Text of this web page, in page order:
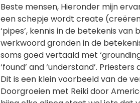
Beste mensen, Hieronder mijn
een schepje wordt create
‘pipes’, kennis in de betekenis
werkwoord gronden in de
soms goed vertaald met
‘found’ and ‘understand’.
Dit is een klein voorbeeld van de
Doorgroeien met Reiki door